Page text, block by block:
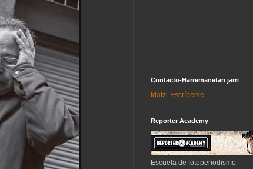
Contacto-Harremanetan jarri
Idatzi-Escríbeme
Reporter Academy
Escuela de fotoperiodismo